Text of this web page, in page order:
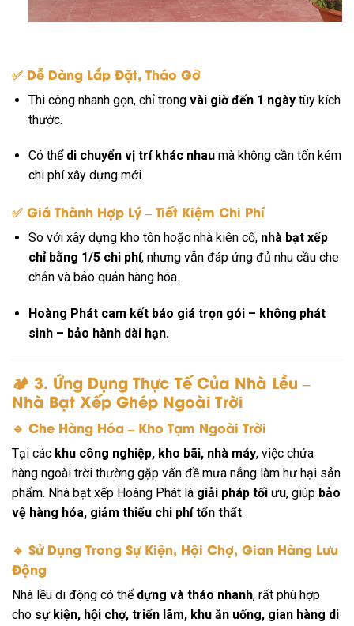
✅ Dễ Dàng Lắp Đặt, Tháo Gỡ
Thi công nhanh gọn, chỉ trong vài giờ đến 1 ngàytùy kích
thước.
Có thể di chuyển vị trí khác nhaumà không cần tốn kém
chi phí xây dựng mới.
✅ Giá Thành Hợp Lý – Tiết Kiệm Chi Phí
So với xây dựng kho tôn hoặc nhà kiên cố, nhà bạt xếp
chỉ bằng 1/5 chi phí, nhưng vẫn đáp ứng đủ nhu cầu che
chắn và bảo quản hàng hóa.
Hoàng Phát cam kết báo giá trọn gói – không phát
sinh – bảo hành dài hạn.
🏕️ 3. Ứng Dụng Thực Tế Của Nhà Lều –
Nhà Bạt Xếp Ghép Ngoài Trời
🔹 Che Hàng Hóa – Kho Tạm Ngoài Trời
Tại các khu công nghiệp, kho bãi, nhà máy, việc chứa
hàng ngoài trời thường gặp vấn đề mưa nắng làm hư hại sản
phẩm. Nhà bạt xếp Hoàng Phát là giải pháp tối ưu, giúp bảo
vệ hàng hóa, giảm thiểu chi phí tổn thất.
🔹 Sử Dụng Trong Sự Kiện, Hội Chợ, Gian Hàng Lưu
Động
Nhà lều di động có thể dựng và tháo nhanh, rất phù hợp
cho sự kiện, hội chợ, triển lãm, khu ăn uống, gian hàng di